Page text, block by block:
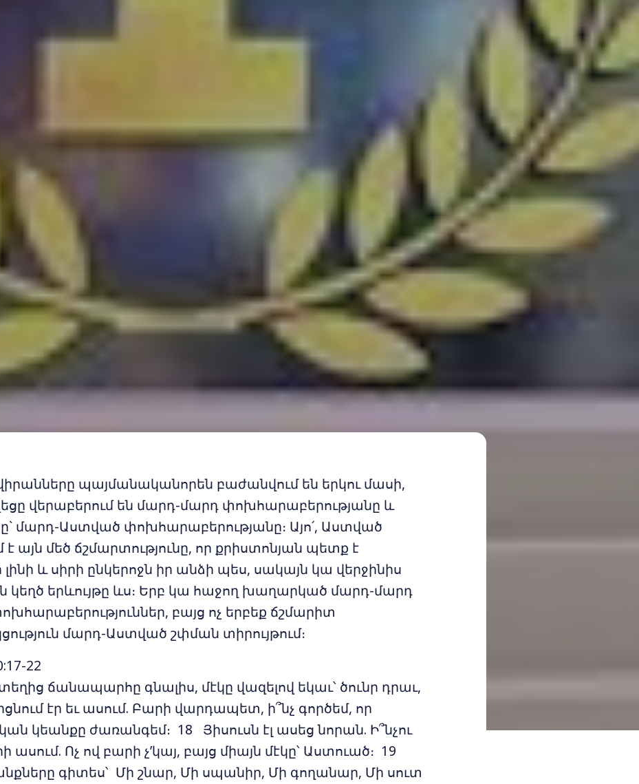
պայմանականորեն բաժանվում են երկու մասի,
վերաբերում են մարդ-մարդ փոխհարաբերությանը և
մարդ-Աստված փոխհարաբերությանը։ Այո՛, Աստված
է այն մեծ ճշմարտությունը, որ քրիստոնյան պետք է
և սիրի ընկերոջն իր անձի պես, սակայն կա վերջինիս
կեղծ երևույթը ևս։ Երբ կա հաջող խաղարկած մարդ-մարդ
բայց ոչ երբեք ճշմարիտ
մարդ-Աստված շփման տիրույթում։
22
ճանապարհը գնալիս, մէկը վազելով եկաւ՝ ծունր դրաւ,
էր եւ ասում. Բարի վարդապետ, ի՞նչ գործեմ, որ
կեանքը ժառանգեմ։ 18 Յիսուսն էլ ասեց նորան. Ի՞նչու
ասում. Ոչ ով բարի չ’կայ, բայց միայն մէկը՝ Աստուած։ 19
գիտես՝ Մի շնար, Մի սպանիր, Մի գողանար, Մի սուտ